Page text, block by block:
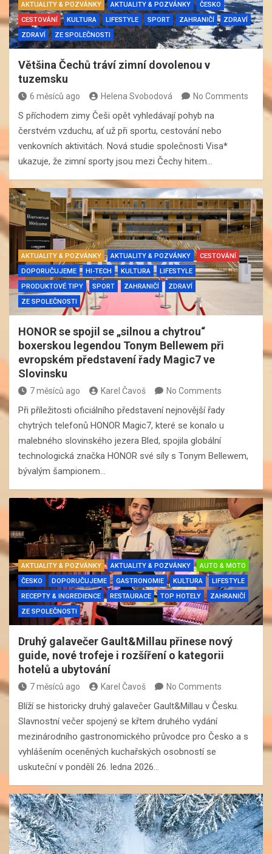
AKTUALITY & POZVÁNKY AKTUALITY & POZVÁNKY
ČESKO
CESTOVÁNÍ
KULTURA LIFESTYLE SPORT ZAHRANIČÍ
ZDRAVÍ
ZDRAVÍ
ZE SPOLEČNOSTI
Většina Čechů tráví zimní dovolenou v
tuzemsku
6 měsíců ago Helena Svobodová No Comments
S příchodem zimy Češi opět vyhledávají pohyb na
čerstvém vzduchu, ať už při sportu, cestování nebo
venkovních aktivitách. Nová studie společnosti Visa*
ukazuje, že zimní sporty jsou mezi Čechy hitem…
AKTUALITY & POZVÁNKY AKTUALITY & POZVÁNKY
CESTOVÁNÍ
DOPORUČUJEME
HI-TECH KULTURA
LIFESTYLE
PRODUKTOVÉ TIPY
SPORT ZAHRANIČÍ
ZDRAVÍ
ZE SPOLEČNOSTI
HONOR se spojil se „silnou a chytrou“
boxerskou legendou Tonym Bellewem při
evropském představení řady Magic7 ve
Slovinsku
7 měsíců ago Karel Čavoš No Comments
Při příležitosti oficiálního představení nejnovější řady
chytrých telefonů HONOR Magic7, které se konalo u
malebného slovinského jezera Bled, spojila globální
technologická značka HONOR své síly s Tonym Bellewem,
bývalým šampionem…
AKTUALITY & POZVÁNKY AKTUALITY & POZVÁNKY
AUTO & MOTO
ČESKO
DOPORUČUJEME GASTRONOMIE KULTURA
LIFESTYLE
RECEPTY & INGREDIENCE
RESTAURACE TOP HOTELY
ZAHRANIČÍ
ZE SPOLEČNOSTI
Druhý galavečer Gault&Millau přinese nový
guide, nové trofeje i rozšíření o kategorii
hotelů a ubytování
7 měsíců ago Karel Čavoš No Comments
Blíží se historicky druhý galavečer Gault&Millau v Česku.
Slavnostní večer spojený se křtem druhého vydání
mezinárodního gastronomického průvodce pro Česko a s
vyhlášením oceněných kuchařských osobností se
uskuteční v pondělí 26. ledna 2026…